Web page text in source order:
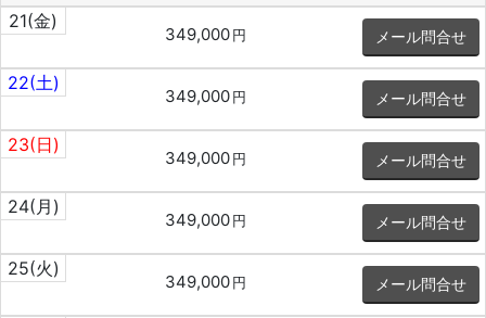
21(金)
349,000 円 メール問合せ
22(土)
349,000 円 メール問合せ
23(日)
349,000 円 メール問合せ
24(月)
349,000 円 メール問合せ
25(火)
349,000 円 メール問合せ